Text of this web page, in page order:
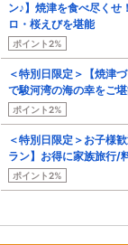
ン♪】焼津を食べ尽くせ
ロ・桜えびを堪能
ポイント2%
＜特別日限定＞【焼津
で駿河湾の海の幸をご堪
ポイント2%
＜特別日限定＞お子様
ラン】お得に家族旅行/
ポイント2%